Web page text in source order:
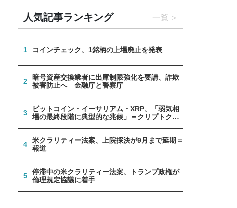
人気記事ランキング 一覧
1 コインチェック、1銘柄の上場廃止を発表
2
暗号資産交換業者に出庫制限強化を要請、詐欺
被害防止へ 金融庁と警察庁
3
ビットコイン・イーサリアム・XRP、「弱気相
場の最終段階に典型的な兆候」＝クリプトクア
4
米クラリティー法案、上院採決が9月まで延期＝
報道
5
停滞中の米クラリティー法案、トランプ政権が
倫理規定協議に着手